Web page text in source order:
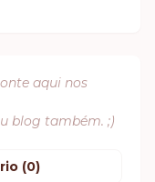
aqui nos
blog também. ;)
(0)